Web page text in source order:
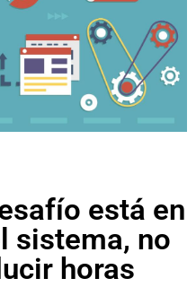
está en
sistema, no
horas